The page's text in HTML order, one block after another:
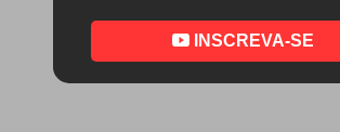
INSCREVA-SE